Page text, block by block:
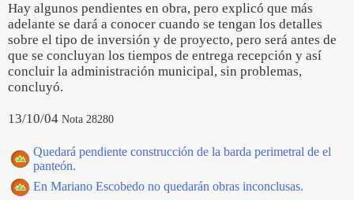
Hay algunos pendientes en obra, pero explicó que más
adelante se dará a conocer cuando se tengan los detalles
sobre el tipo de inversión y de proyecto, pero será antes de
que se concluyan los tiempos de entrega recepción y así
concluir la administración municipal, sin problemas,
concluyó.
13/10/04 Nota 28280
Quedará pendiente construcción de la barda perimetral de el
panteón.
En Mariano Escobedo no quedarán obras inconclusas.